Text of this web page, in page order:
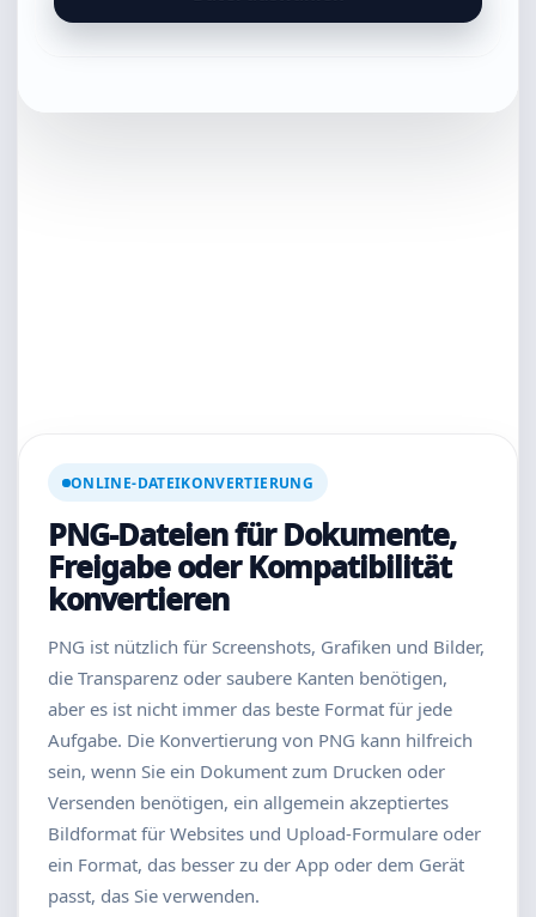
ONLINE-DATEIKONVERTIERUNG
PNG-Dateien für Dokumente,
Freigabe oder Kompatibilität
konvertieren
PNG ist nützlich für Screenshots, Grafiken und Bilder,
die Transparenz oder saubere Kanten benötigen,
aber es ist nicht immer das beste Format für jede
Aufgabe. Die Konvertierung von PNG kann hilfreich
sein, wenn Sie ein Dokument zum Drucken oder
Versenden benötigen, ein allgemein akzeptiertes
Bildformat für Websites und Upload-Formulare oder
ein Format, das besser zu der App oder dem Gerät
passt, das Sie verwenden.